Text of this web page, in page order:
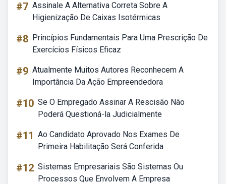
#7 Assinale A Alternativa Correta Sobre A
Higienização De Caixas Isotérmicas
#8 Princípios Fundamentais Para Uma Prescrição De
Exercícios Físicos Eficaz
#9 Atualmente Muitos Autores Reconhecem A
Importância Da Ação Empreendedora
#10 Se O Empregado Assinar A Rescisão Não
Poderá Questioná-la Judicialmente
#11 Ao Candidato Aprovado Nos Exames De
Primeira Habilitação Será Conferida
#12 Sistemas Empresariais São Sistemas Ou
Processos Que Envolvem A Empresa